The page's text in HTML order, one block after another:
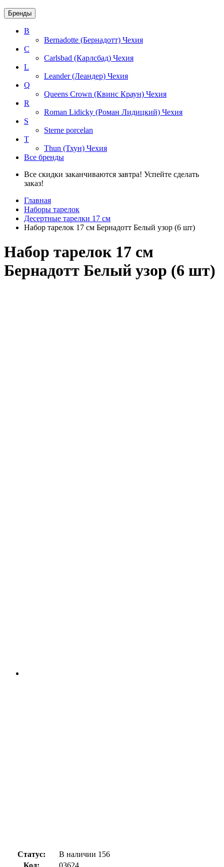
Бренды
B
Bernadotte (Бернадотт) Чехия
C
Carlsbad (Карлсбад) Чехия
L
Leander (Леандер) Чехия
Q
Queens Crown (Квинс Краун) Чехия
R
Roman Lidicky (Роман Лидицкий) Чехия
S
Sterne porcelan
T
Thun (Тхун) Чехия
Все бренды
Все скидки заканчиваются завтра! Успейте сделать
заказ!
Главная
Наборы тарелок
Десертные тарелки 17 см
Набор тарелок 17 см Бернадотт Белый узор (6 шт)
Набор тарелок 17 см
Бернадотт Белый узор (6 шт)
Статус: В наличии 156
Код:
03624